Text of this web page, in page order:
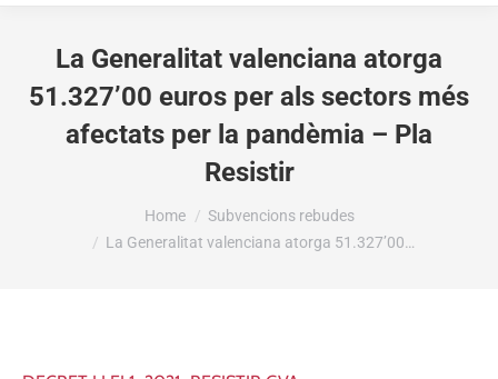
La Generalitat valenciana atorga
51.327’00 euros per als sectors més
afectats per la pandèmia – Pla
Resistir
Home
Subvencions rebudes
La Generalitat valenciana atorga 51.327’00…